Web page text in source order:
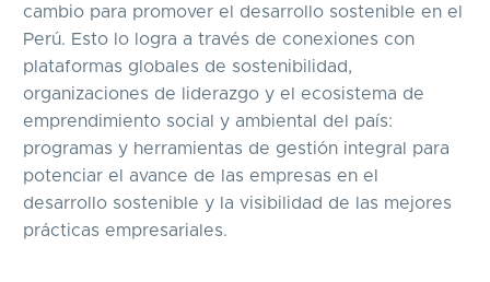
cambio para promover el desarrollo sostenible en el
Perú. Esto lo logra a través de conexiones con
plataformas globales de sostenibilidad,
organizaciones de liderazgo y el ecosistema de
emprendimiento social y ambiental del país:
programas y herramientas de gestión integral para
potenciar el avance de las empresas en el
desarrollo sostenible y la visibilidad de las mejores
prácticas empresariales.